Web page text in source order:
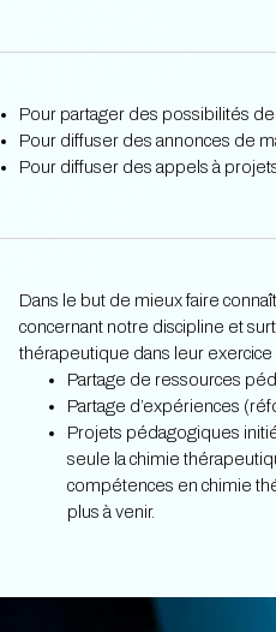
Pour partager des possibilités
Pour diffuser des annonces de
Pour diffuser des appels à
Dans le but de mieux faire
concernant notre discipline et
thérapeutique dans leur
Partage de ressources
Partage d’expériences
Projets pédagogiques
seule la chimie
compétences en chimie
plus à venir.